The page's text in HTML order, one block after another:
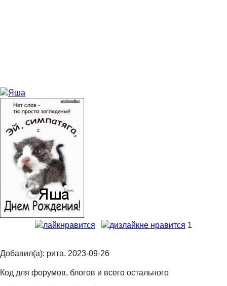
нравится не нравится 1
Добавил(а): рита. 2023-09-26
Код для форумов, блогов и всего остального